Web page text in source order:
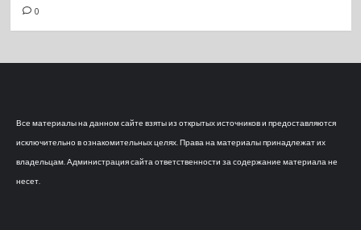
0
Все материалы на данном сайте взяты из открытых источников и предоставляются
исключительно в ознакомительных целях. Права на материалы принадлежат их
владельцам. Администрация сайта ответственности за содержание материала не
несет.